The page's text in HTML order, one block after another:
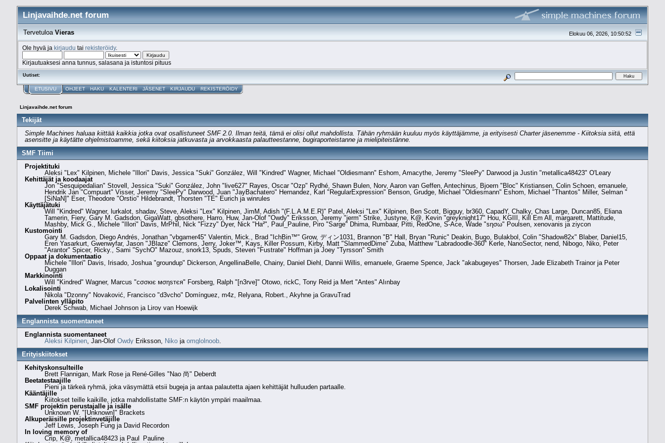
Linjavaihde.net forum
Elokuu 06, 2026, 10:50:52
TervetuloaVieras
Ole hyvä ja kirjaudu tai rekisteröidy.
Kirjautuaksesi anna tunnus, salasana ja istuntosi pituus
Uutiset:
ETUSIVU OHJEET HAKU KALENTERI JÄSENET KIRJAUDU REKISTERÖIDY
Linjavaihde.net forum
Tekijät
Simple Machines haluaa kiittää kaikkia jotka ovat osallistuneet SMF 2.0. Ilman teitä, tämä ei olisi ollut mahdollista. Tähän ryhmään kuuluu myös käyttäjämme, ja erityisesti Charter jäsenemme - Kiitoksia siitä, että
asensitte ja käytätte ohjelmistoamme, sekä kiitoksia jatkuvasta ja arvokkaasta palautteestanne, bugiraporteistanne ja mielipiteistänne.
SMF Tiimi
Projektituki
Aleksi "Lex" Kilpinen, Michele "Illori" Davis, Jessica "Suki" González, Will "Kindred" Wagner, Michael "Oldiesmann" Eshom, Amacythe, Jeremy "SleePy" Darwood ja Justin "metallica48423" O'Leary
Kehittäjät ja koodaajat
Jon "Sesquipedalian" Stovell, Jessica "Suki" González, John "live627" Rayes, Oscar "Ozp" Rydhé, Shawn Bulen, Norv, Aaron van Geffen, Antechinus, Bjoern "Bloc" Kristiansen, Colin Schoen, emanuele,
Hendrik Jan "Compuart" Visser, Jeremy "SleePy" Darwood, Juan "JayBachatero" Hernandez, Karl "RegularExpression" Benson, Grudge, Michael "Oldiesmann" Eshom, Michael "Thantos" Miller, Selman "
[SiNaN]" Eser, Theodore "Orstio" Hildebrandt, Thorsten "TE" Eurich ja winrules
Käyttäjätuki
Will "Kindred" Wagner, lurkalot, shadav, Steve, Aleksi "Lex" Kilpinen, JimM, Adish "(F.L.A.M.E.R)" Patel, Aleksi "Lex" Kilpinen, Ben Scott, Bigguy, br360, CapadY, Chalky, Chas Large, Duncan85, Eliana
Tamerin, Fiery, Gary M. Gadsdon, GigaWatt, gbsothere, Harro, Huw, Jan-Olof "Owdy" Eriksson, Jeremy "jerm" Strike, Justyne, K@, Kevin "greyknight17" Hou, KGIII, Kill Em All, margarett, Mattitude,
Mashby, Mick G., Michele "Illori" Davis, MrPhil, Nick "Fizzy" Dyer, Nick "Ha²", Paul_Pauline, Piro "Sarge" Dhima, Rumbaar, Pitti, RedOne, S-Ace, Wade "sησω" Poulsen, xenovanis ja ziycon
Kustomointi
Gary M. Gadsdon, Diego Andrés, Jonathan "vbgamer45" Valentin, Mick., Brad "IchBin™" Grow, ディン1031, Brannon "B" Hall, Bryan "Runic" Deakin, Bugo, Bulakbol, Colin "Shadow82x" Blaber, Daniel15,
Eren Yasarkurt, Gwenwyfar, Jason "JBlaze" Clemons, Jerry, Joker™, Kays, Killer Possum, Kirby, Matt "SlammedDime" Zuba, Matthew "Labradoodle-360" Kerle, NanoSector, nend, Nibogo, Niko, Peter
"Arantor" Spicer, Ricky., Sami "SychO" Mazouz, snork13, Spuds, Steven "Fustrate" Hoffman ja Joey "Tyrsson" Smith
Oppaat ja dokumentaatio
Michele "Illori" Davis, Irisado, Joshua "groundup" Dickerson, AngellinaBelle, Chainy, Daniel Diehl, Dannii Willis, emanuele, Graeme Spence, Jack "akabugeyes" Thorsen, Jade Elizabeth Trainor ja Peter
Duggan
Markkinointi
Will "Kindred" Wagner, Marcus "cσσкιє мσηѕтєя" Forsberg, Ralph "[n3rve]" Otowo, rickC, Tony Reid ja Mert "Antes" Alınbay
Lokalisointi
Nikola "Dzonny" Novaković, Francisco "d3vcho" Domínguez, m4z, Relyana, Robert., Akyhne ja GravuTrad
Palvelinten ylläpito
Derek Schwab, Michael Johnson ja Liroy van Hoewijk
Englannista suomentaneet
Englannista suomentaneet
Aleksi Kilpinen, Jan-OlofOwdy Eriksson, Niko jaomglolnoob.
Erityiskiitokset
Kehityskonsulteille
Brett Flannigan, Mark Rose ja René-Gilles "Nao 尚" Deberdt
Beetatestaajille
Pieni ja tärkeä ryhmä, joka väsymättä etsii bugeja ja antaa palautetta ajaen kehittäjät hulluuden partaalle.
Kääntäjille
Kiitokset teille kaikille, jotka mahdollistatte SMF:n käytön ympäri maailmaa.
SMF projektin perustajalle ja isälle
Unknown W. "[Unknown]" Brackets
Alkuperäisille projektinvetäjille
Jeff Lewis, Joseph Fung ja David Recordon
In loving memory of
Crip, K@, metallica48423 ja Paul_Pauline